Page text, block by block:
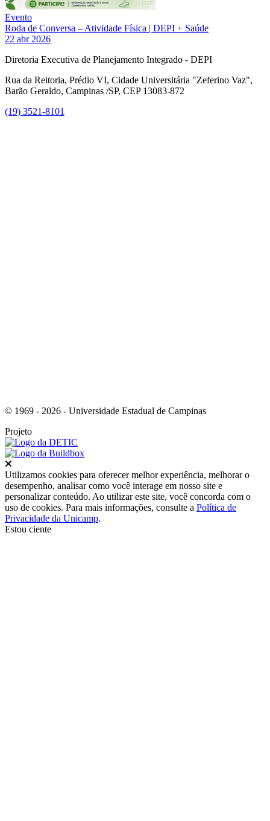
Evento
Roda de Conversa – Atividade Física | DEPI + Saúde
22 abr 2026
Diretoria Executiva de Planejamento Integrado - DEPI
Rua da Reitoria, Prédio VI, Cidade Universitária "Zeferino Vaz",
Barão Geraldo, Campinas /SP, CEP 13083-872
(19) 3521-8101
© 1969 - 2026 - Universidade Estadual de Campinas
Projeto
Utilizamos cookies para oferecer melhor experiência, melhorar o
desempenho, analisar como você interage em nosso site e
personalizar conteúdo. Ao utilizar este site, você concorda com o
uso de cookies. Para mais informações, consulte a Política de
Privacidade da Unicamp.
Estou ciente